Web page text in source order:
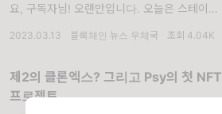
요, 구독자님! 오랜만입니다. 오늘은 스테이블
자 합니다. USDC USDC는 Circle이라는 회사
2023.03.13 블록체인 뉴스 우체국 조회 4.04K
제2의 클론엑스? 그리고 Psy의 첫 NFT
프로젝트